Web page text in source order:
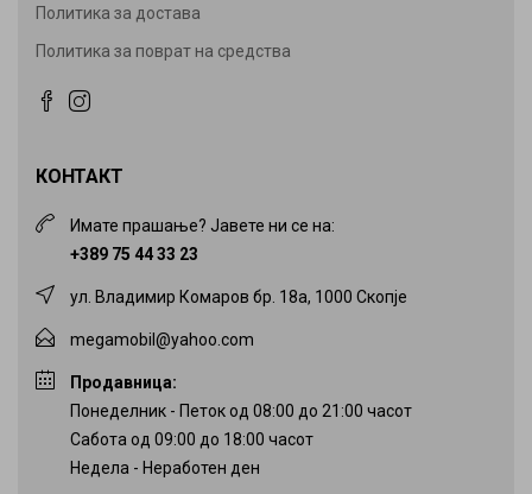
Политика за достава
Политика за поврат на средства
КОНТАКТ
Имате прашање? Јавете ни се на:
+389 75 44 33 23
ул. Владимир Комаров бр. 18а, 1000 Скопје
megamobil@yahoo.com
Продавница:
Понеделник - Петок од 08:00 до 21:00 часот
Сабота од 09:00 до 18:00 часот
Недела - Неработен ден